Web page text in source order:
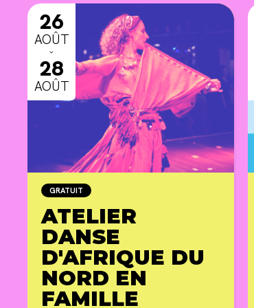
26
AOÛT
ˇ
28
AOÛT
GRATUIT
ATELIER
DANSE
D'AFRIQUE DU
NORD EN
FAMILLE